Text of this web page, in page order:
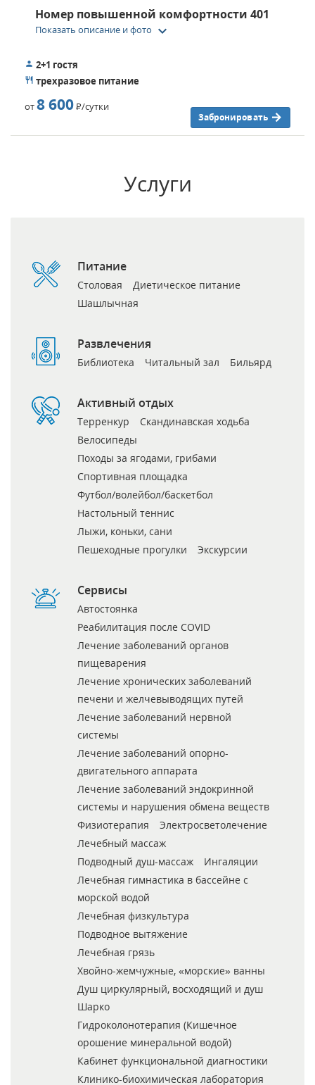
Номер повышенной комфортности 401
Показать описание и фото keyboard_arrow_down
2+1 гостя
трехразовое питание
от8 600Р/сутки
Забронировать
Услуги
Питание
Столовая
Диетическое питание
Шашлычная
Развлечения
Библиотека Читальный зал Бильярд
Активный отдых
Терренкур
Скандинавская ходьба
Велосипеды
Походы за ягодами, грибами
Спортивная площадка
Футбол/волейбол/баскетбол
Настольный теннис
Лыжи, коньки, сани
Пешеходные прогулки
Экскурсии
Сервисы
Автостоянка
Реабилитация после COVID
Лечение заболеваний органов
пищеварения
Лечение хронических заболеваний
печени и желчевыводящих путей
Лечение заболеваний нервной
системы
Лечение заболеваний опорно-
двигательного аппарата
Лечение заболеваний эндокринной
системы и нарушения обмена веществ
Физиотерапия
Электросветолечение
Лечебный массаж
Подводный душ-массаж
Ингаляции
Лечебная гимнастика в бассейне с
морской водой
Лечебная физкультура
Подводное вытяжение
Лечебная грязь
Хвойно-жемчужные, «морские» ванны
Душ циркулярный, восходящий и душ
Шарко
Гидроколонотерапия (Кишечное
орошение минеральной водой)
Кабинет функциональной диагностики
Клинико-биохимическая лаборатория